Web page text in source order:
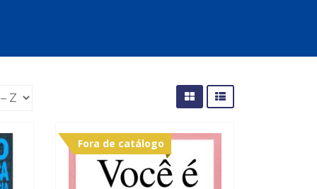
(278)
de referência (48)
(8)
(132)
africanos (30)
Fora de catálogo